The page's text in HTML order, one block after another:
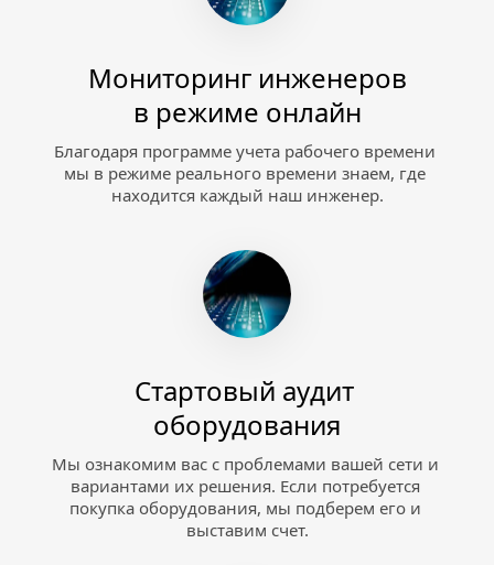
Мониторинг инженеров
в режиме онлайн
Благодаря программе учета рабочего времени
мы в режиме реального времени знаем, где
находится каждый наш инженер.
Стартовый аудит
оборудования
Мы ознакомим вас с проблемами вашей сети и
вариантами их решения. Если потребуется
покупка оборудования, мы подберем его и
выставим счет.